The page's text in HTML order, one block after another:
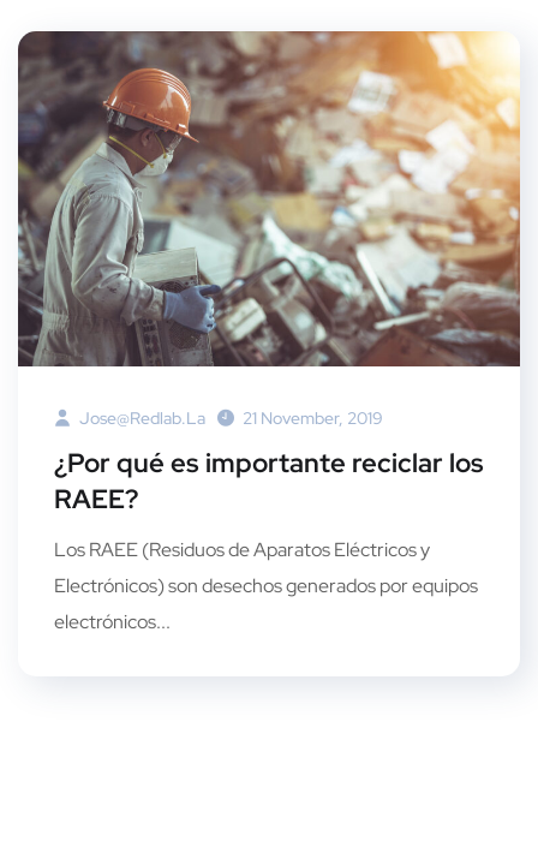
Jose@redlab.la 21 November, 2019
¿Por qué es importante reciclar los
RAEE?
Los RAEE (Residuos de Aparatos Eléctricos y
Electrónicos) son desechos generados por equipos
electrónicos...